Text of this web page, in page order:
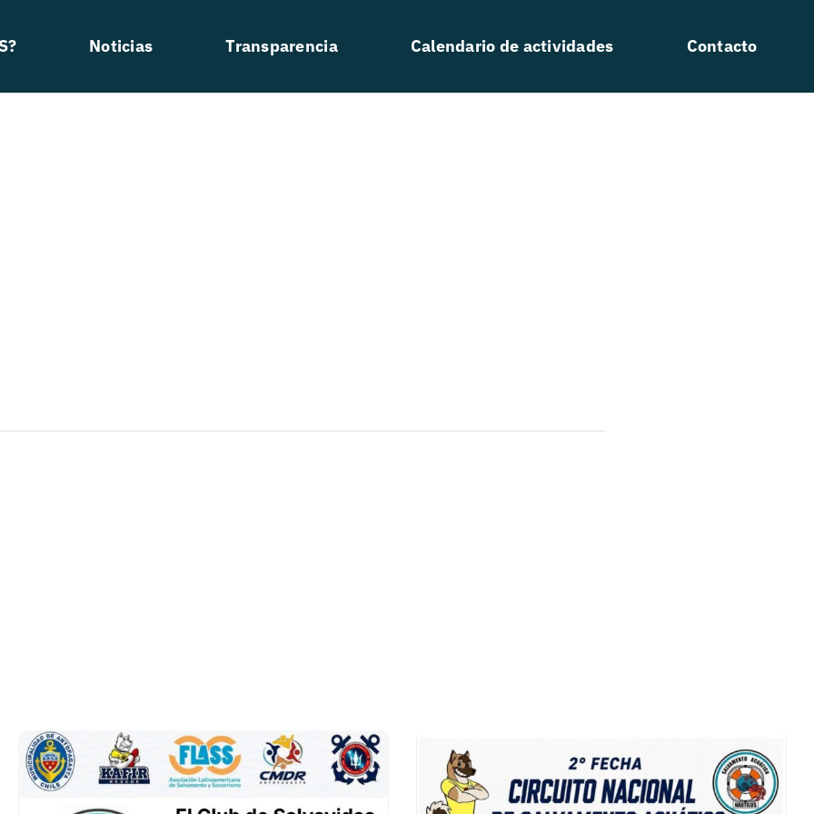
Noticias Transparencia Calendario de actividades Contacto